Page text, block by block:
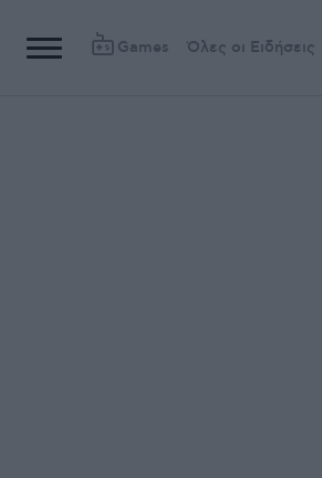
Games Όλες οι Ειδήσεις